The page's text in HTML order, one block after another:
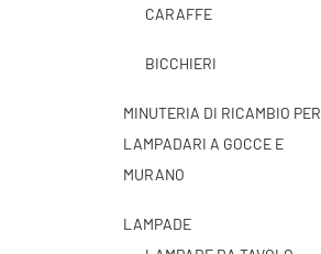
CARAFFE
BICCHIERI
MINUTERIA DI RICAMBIO PER
LAMPADARI A GOCCE E
MURANO
LAMPADE